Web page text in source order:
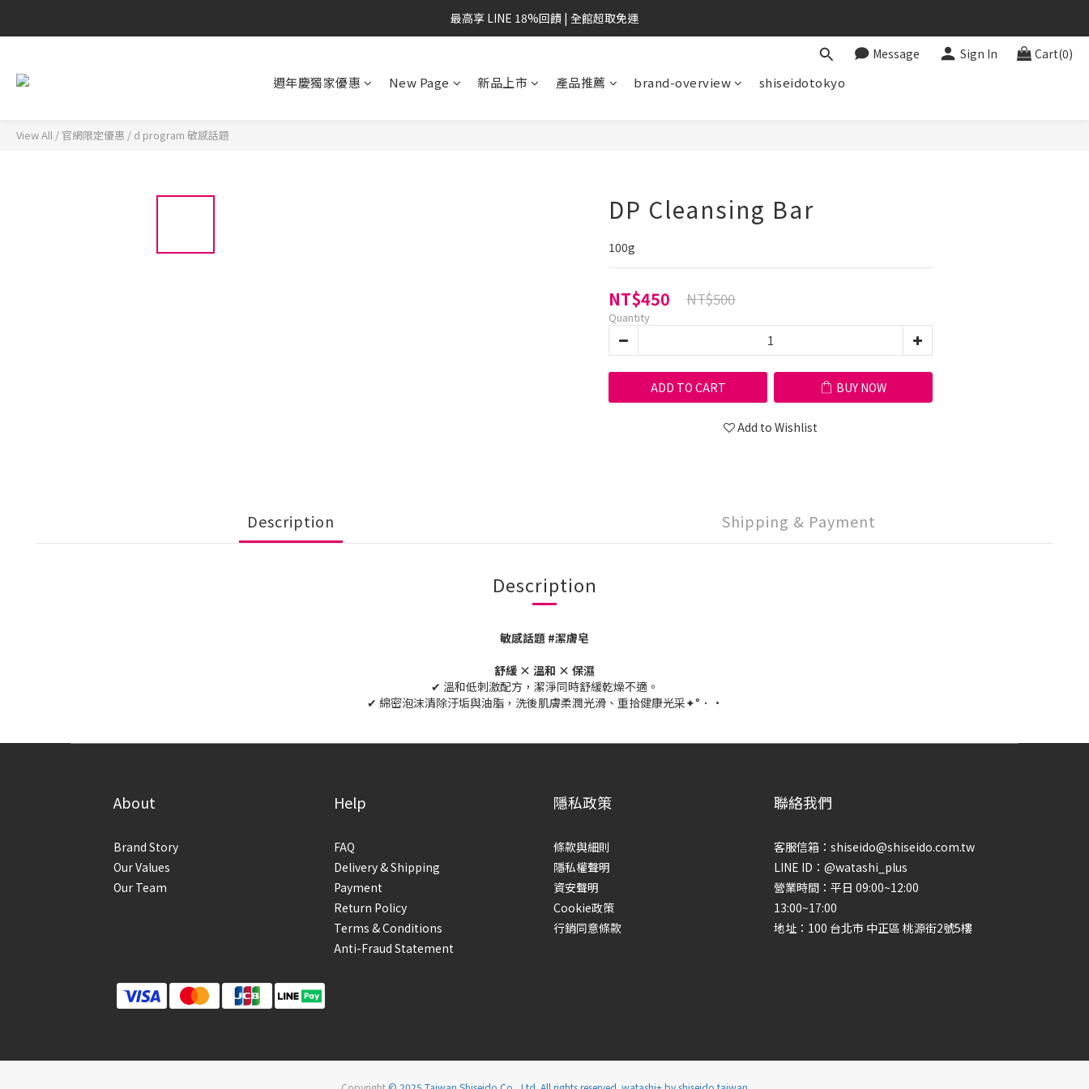
最高享 LINE 18%回饋 | 全館超取免運
Message Sign In Cart(0)
週年慶獨家優惠 New Page 新品上市 產品推薦 brand-overview shiseidotokyo
View All / 官網限定優惠 / d program 敏感話題
DP Cleansing Bar
100g
NT$450 NT$500
Quantity
ADD TO CART BUY NOW
Add to Wishlist
Description Shipping & Payment
Description
敏感話題 #潔膚皂
舒緩 × 溫和 × 保濕
✔ 溫和低刺激配方，潔淨同時舒緩乾燥不適。
✔ 綿密泡沫清除汙垢與油脂，洗後肌膚柔潤光滑、重拾健康光采✦°．•
About
Brand Story
Our Values
Our Team
Help
FAQ
Delivery & Shipping
Payment
Return Policy
Terms & Conditions
Anti-Fraud Statement
隱私政策
條款與細則
隱私權聲明
資安聲明
Cookie政策
行銷同意條款
聯絡我們
客服信箱：shiseido@shiseido.com.tw
LINE ID：@watashi_plus
營業時間：平日 09:00~12:00
13:00~17:00
地址：100 台北市 中正區 桃源街2號5樓